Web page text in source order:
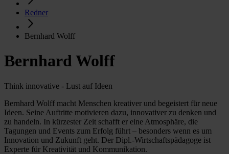
Redner
Bernhard Wolff
Bernhard Wolff
Think innovative - Lust auf Ideen
Bernhard Wolff macht Menschen kreativer und begeistert für neue
Ideen. Seine Auftritte motivieren dazu, innovativer zu denken und
zu handeln. In kürzester Zeit schafft er eine Atmosphäre, die
Tagungen und Events zum Erfolg führt – besonders wenn es um
Innovation und Zukunft geht. Der Dipl.-Wirtschaftspädagoge ist
Experte für Kreativität und Kommunikation.